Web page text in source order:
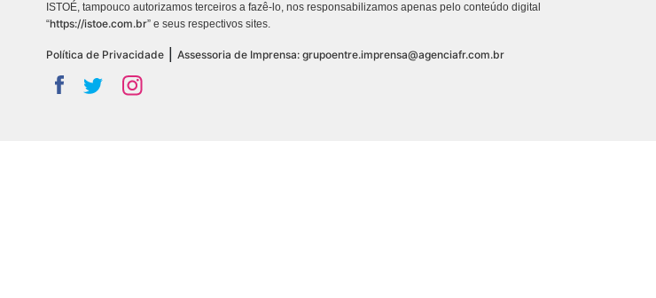
ISTOÉ, tampouco autorizamos terceiros a fazê-lo, nos responsabilizamos apenas pelo conteúdo digital
“https://istoe.com.br” e seus respectivos sites.
Política de Privacidade Assessoria de Imprensa: grupoentre.imprensa@agenciafr.com.br